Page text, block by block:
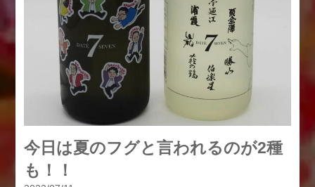
今日は夏のフグと言われるのが2種
も！！